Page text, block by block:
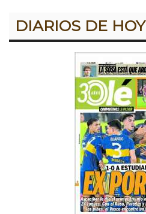
DIARIOS DE HOY